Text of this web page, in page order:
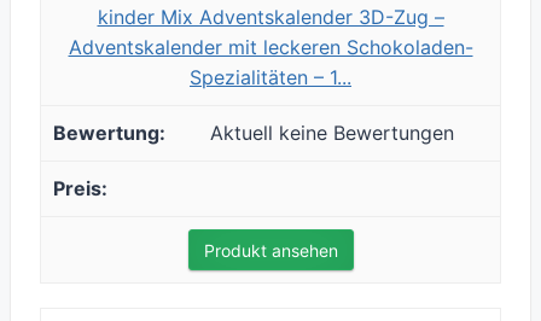
kinder Mix Adventskalender 3D-Zug –
Adventskalender mit leckeren Schokoladen-
Spezialitäten – 1...
Aktuell keine Bewertungen
Produkt ansehen